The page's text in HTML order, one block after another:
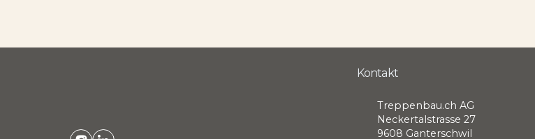
Kontakt
Treppenbau.ch AG
Neckertalstrasse 27
9608 Ganterschwil